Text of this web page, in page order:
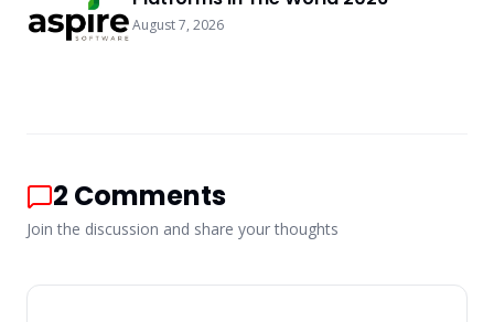
August 7, 2026
2 Comments
Join the discussion and share your thoughts